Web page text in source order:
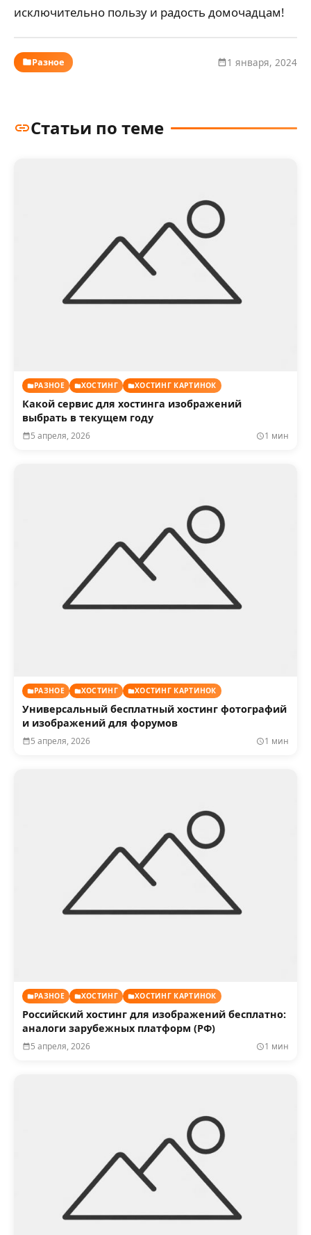
исключительно пользу и радость домочадцам!
Разное 1 января, 2024
Статьи по теме
РАЗНОЕ ХОСТИНГ ХОСТИНГ КАРТИНОК
Какой сервис для хостинга изображений
выбрать в текущем году
5 апреля, 2026 1 мин
РАЗНОЕ ХОСТИНГ ХОСТИНГ КАРТИНОК
Универсальный бесплатный хостинг фотографий
и изображений для форумов
5 апреля, 2026 1 мин
РАЗНОЕ ХОСТИНГ ХОСТИНГ КАРТИНОК
Российский хостинг для изображений бесплатно:
аналоги зарубежных платформ (РФ)
5 апреля, 2026 1 мин